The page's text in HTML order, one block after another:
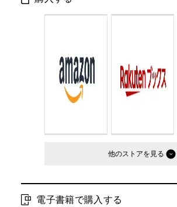
判型： 文庫判
他のストア
電子書籍で購入する